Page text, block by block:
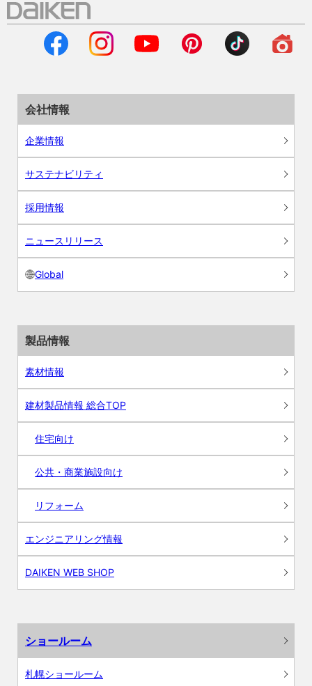
会社情報
企業情報
サステナビリティ
採用情報
ニュースリリース
Global
製品情報
素材情報
建材製品情報 総合TOP
住宅向け
公共・商業施設向け
リフォーム
エンジニアリング情報
DAIKEN WEB SHOP
ショールーム
札幌ショールーム